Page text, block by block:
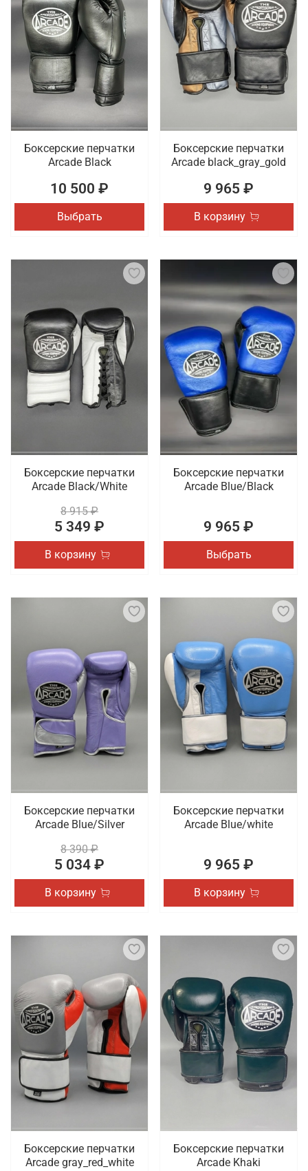
В интернет-магазине Octagon Shop можно купить
спортивные перчатки высокого качества из
натуральной кожи или кожзама. Предлагаем
женские, мужские и унисекс модели,
декорированные оригинальными принтами.
Доставка покупок осуществляется по Йошкар-Оле.
Боксерские перчатки
Arcade Black
10 500 ₽
Выбрать
Боксерские перчатки
Arcade black_gray_gold
9 965 ₽
В корзину
Боксерские перчатки
Arcade Black/White
8 915 ₽
5 349 ₽
В корзину
Боксерские перчатки
Arcade Blue/Black
9 965 ₽
Выбрать
Боксерские перчатки
Arcade Blue/Silver
8 390 ₽
5 034 ₽
В корзину
Боксерские перчатки
Arcade Blue/white
9 965 ₽
В корзину
Боксерские перчатки
Arcade gray_red_white
Боксерские перчатки
Arcade Khaki